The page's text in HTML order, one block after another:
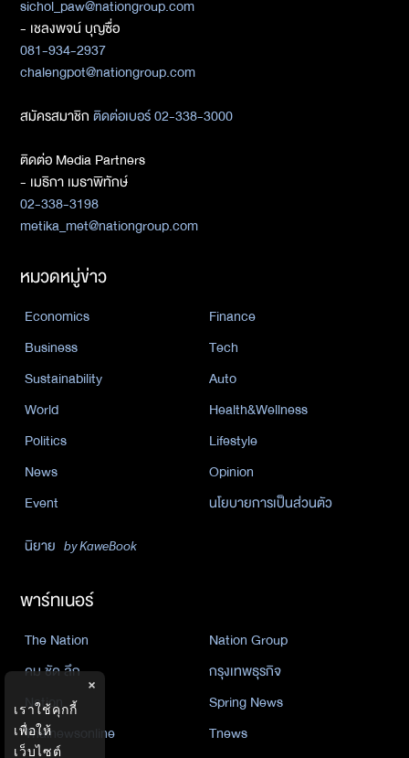
sichol_paw@nationgroup.com
- เชลงพจน์ บุญซื่อ
081-934-2937
chalengpot@nationgroup.com
สมัครสมาชิกติดต่อเบอร์ 02-338-3000
ติดต่อ Media Partners
- เมธิกา เมธาพิทักษ์
02-338-3198
metika_met@nationgroup.com
หมวดหมู่ข่าว
Economics
Finance
Business
Tech
Sustainability
Auto
World
Health&Wellness
Politics
Lifestyle
News
Opinion
Event
นโยบายการเป็นส่วนตัว
นิยาย by KaweBook
พาร์ทเนอร์
The Nation
Nation Group
คม ชัด ลึก
กรุงเทพธุรกิจ
Nation
Spring News
Thainewsonline
Tnews
×
เราใช้คุกกี้
เพื่อให้
เว็บไซต์